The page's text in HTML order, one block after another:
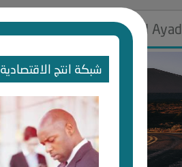
شبكة انتج الاقتصادية
Mahmoud Ayad
الجنس :
لديـه :المال
المكان :
آخر ظهور: : منذ